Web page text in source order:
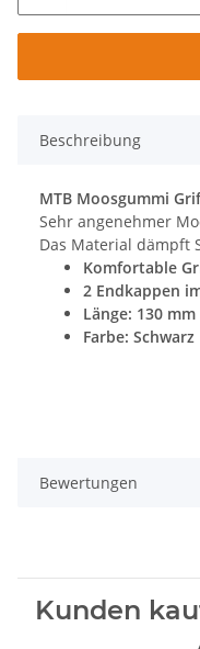
Beschreibung
MTB Moosgummi
Sehr angenehmer
Das Material dämpft
Komfortable
2 Endkappen
Länge: 130 mm
Farbe: Schwarz
Bewertungen
Kunden